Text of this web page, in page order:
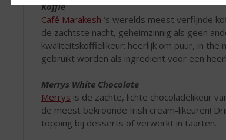
Koffie
Café Marakesh ‘s werelds meest verfijnde
de zachtste nacht, geheimzinnig als geen
kwaliteitskoffielikeur: heerlijk om puur, in the
gebruikt worden als ingrediënt voor een
Merrys White Chocolate
Merrys is de zachte, lichte chocoladelikeur
de meest bekroonde Irish cream-likeuren!
topping bij desserts of verwerkt in taarten.